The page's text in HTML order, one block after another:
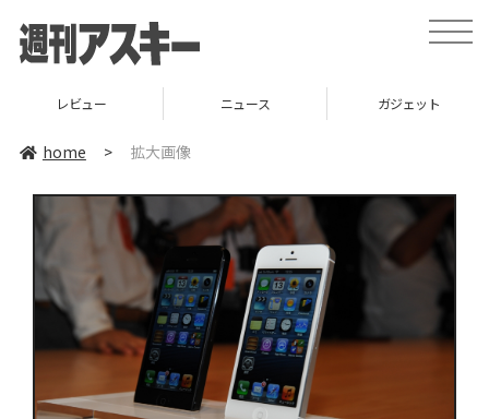
toggle
レビュー ニュース ガジェット
home > 拡大画像